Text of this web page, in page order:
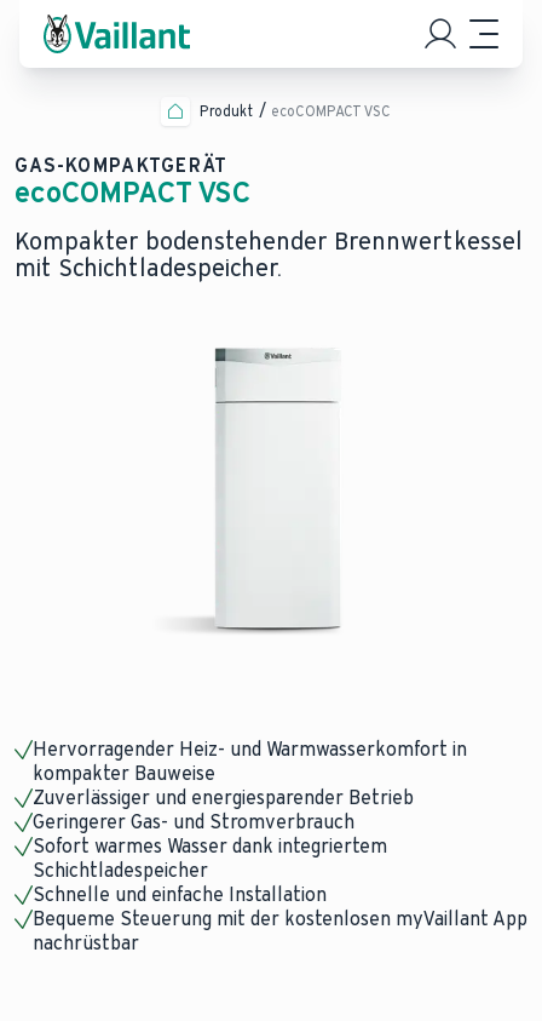
Produkt ecoCOMPACT VSC
GAS-KOMPAKTGERÄT
ecoCOMPACT VSC
Kompakter bodenstehender Brennwertkessel
mit Schichtladespeicher.
Hervorragender Heiz- und Warmwasserkomfort in
kompakter Bauweise
Zuverlässiger und energiesparender Betrieb
Geringerer Gas- und Stromverbrauch
Sofort warmes Wasser dank integriertem
Schichtladespeicher
Schnelle und einfache Installation
Bequeme Steuerung mit der kostenlosen myVaillant App
nachrüstbar